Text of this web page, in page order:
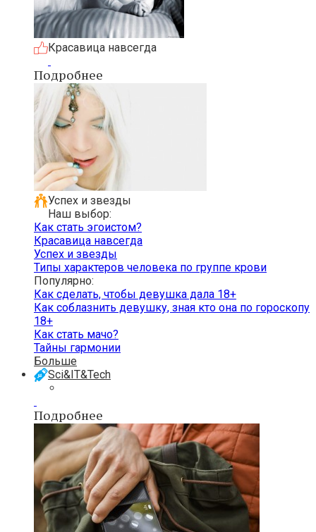
Красавица навсегда
Подробнее
Успех и звезды
Наш выбор:
Как стать эгоистом?
Красавица навсегда
Успех и звезды
Типы характеров человека по группе крови
Популярно:
Как сделать, чтобы девушка дала 18+
Как соблазнить девушку, зная кто она по гороскопу
18+
Как стать мачо?
Тайны гармонии
Больше
Sci&IT&Tech
Подробнее